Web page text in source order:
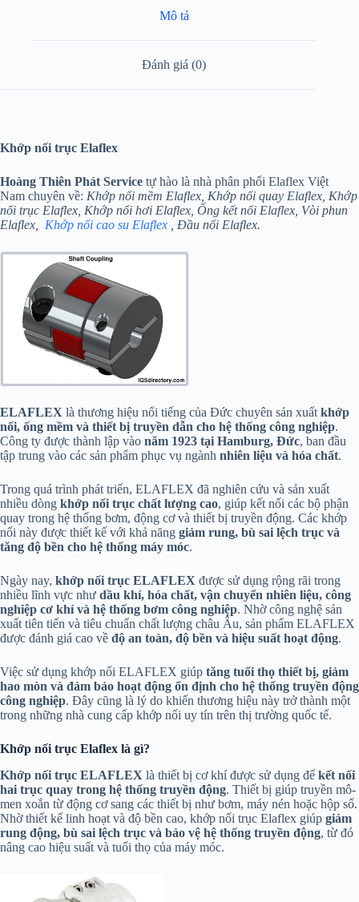
Mô tả
Đánh giá (0)
Khớp nối trục Elaflex
Hoàng Thiên Phát Service tự hào là nhà phân phối Elaflex Việt
Nam chuyên về: Khớp nối mềm Elaflex , Khớp nối quay Elaflex, Khớp
nối trục Elaflex, Khớp nối hơi Elaflex, Ống kết nối Elaflex, Vòi phun
Elaflex, Khớp nối cao su Elaflex , Đầu nối Elaflex.
ELAFLEX là thương hiệu nổi tiếng của Đức chuyên sản xuất khớp
nối, ống mềm và thiết bị truyền dẫn cho hệ thống công nghiệp.
Công ty được thành lập vào năm 1923 tại Hamburg, Đức, ban đầu
tập trung vào các sản phẩm phục vụ ngành nhiên liệu và hóa chất.
Trong quá trình phát triển, ELAFLEX đã nghiên cứu và sản xuất
nhiều dòng khớp nối trục chất lượng cao, giúp kết nối các bộ phận
quay trong hệ thống bơm, động cơ và thiết bị truyền động. Các khớp
nối này được thiết kế với khả năng giảm rung, bù sai lệch trục và
tăng độ bền cho hệ thống máy móc.
Ngày nay, khớp nối trục ELAFLEX được sử dụng rộng rãi trong
nhiều lĩnh vực như dầu khí, hóa chất, vận chuyển nhiên liệu, công
nghiệp cơ khí và hệ thống bơm công nghiệp. Nhờ công nghệ sản
xuất tiên tiến và tiêu chuẩn chất lượng châu Âu, sản phẩm ELAFLEX
được đánh giá cao về độ an toàn, độ bền và hiệu suất hoạt động.
Việc sử dụng khớp nối ELAFLEX giúp tăng tuổi thọ thiết bị, giảm
hao mòn và đảm bảo hoạt động ổn định cho hệ thống truyền động
công nghiệp. Đây cũng là lý do khiến thương hiệu này trở thành một
trong những nhà cung cấp khớp nối uy tín trên thị trường quốc tế.
Khớp nối trục Elaflex là gì?
Khớp nối trục ELAFLEX là thiết bị cơ khí được sử dụng để kết nối
hai trục quay trong hệ thống truyền động. Thiết bị giúp truyền mô-
men xoắn từ động cơ sang các thiết bị như bơm, máy nén hoặc hộp số.
Nhờ thiết kế linh hoạt và độ bền cao, khớp nối trục Elaflex giúp giảm
rung động, bù sai lệch trục và bảo vệ hệ thống truyền động, từ đó
nâng cao hiệu suất và tuổi thọ của máy móc.